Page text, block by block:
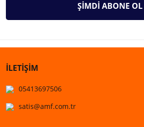
ŞİMDİ ABONE OL
İLETİŞİM
05413697506
satis@amf.com.tr